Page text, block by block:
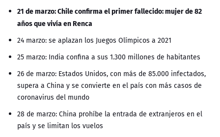
21 de marzo: Chile confirma el primer fallecido: mujer de 82
años que vivía en Renca
24 marzo: se aplazan los Juegos Olímpicos a 2021
25 marzo: India confina a sus 1.300 millones de habitantes
26 de marzo: Estados Unidos, con más de 85.000 infectados,
supera a China y se convierte en el país con más casos de
coronavirus del mundo
28 de marzo: China prohíbe la entrada de extranjeros en el
país y se limitan los vuelos